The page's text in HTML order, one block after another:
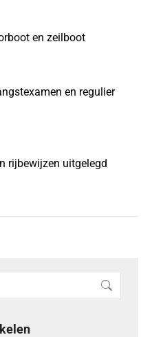
en zeilboot
en regulier
rijbewijzen uitgelegd